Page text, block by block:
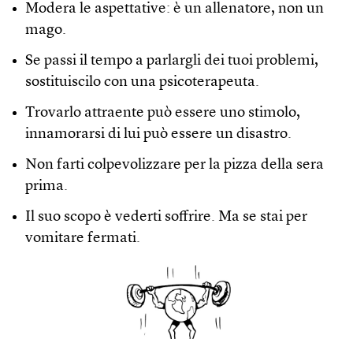
Modera le aspettative: è un allenatore, non un
mago.
Se passi il tempo a parlargli dei tuoi problemi,
sostituiscilo con una psicoterapeuta.
Trovarlo attraente può essere uno stimolo,
innamorarsi di lui può essere un disastro.
Non farti colpevolizzare per la pizza della sera
prima.
Il suo scopo è vederti soffrire. Ma se stai per
vomitare fermati.